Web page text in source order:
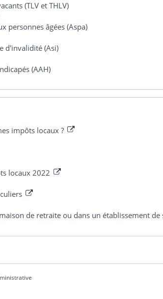
(TLV et THLV)
personnes âgées (Aspa)
d'invalidité (Asi)
(AAH)
impôts locaux ?
locaux 2022
de retraite ou dans un établissement